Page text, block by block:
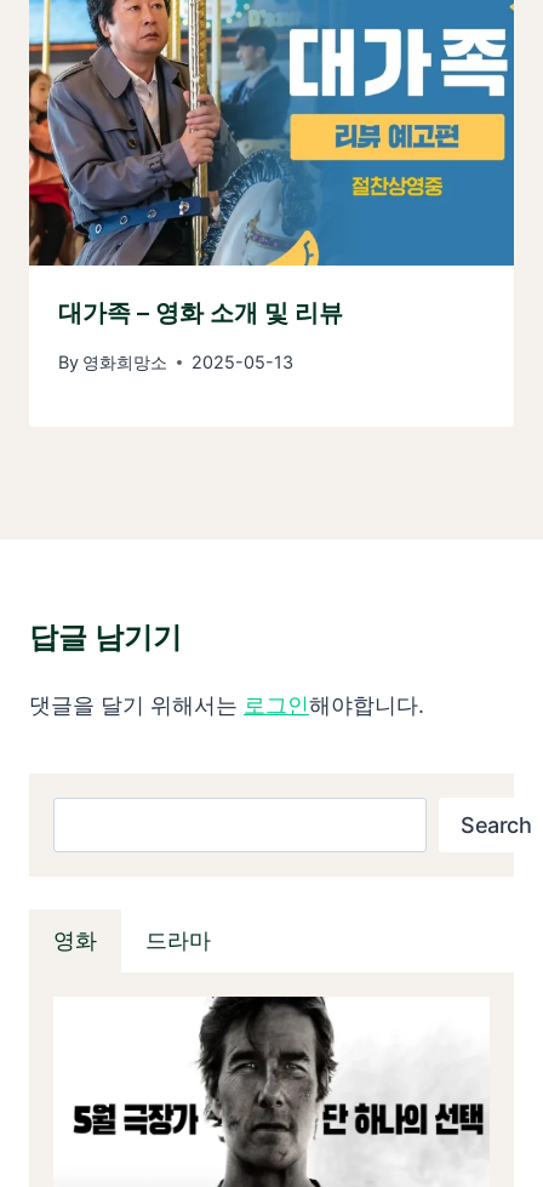
대가족 – 영화 소개 및 리뷰
By 영화희망소 2025-05-13
답글 남기기
댓글을 달기 위해서는 로그인해야합니다.
Search
영화 드라마